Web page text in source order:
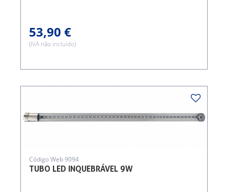
53,90 €
(IVA não incluído)
TUBO LED INQUEBRÁVEL 9W
Código Web 9094